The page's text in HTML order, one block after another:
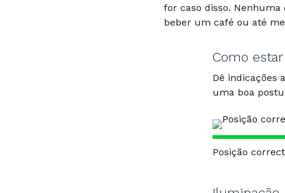
for caso disso.
beber um café ou até
Como
Dê indicações
uma boa
Posição